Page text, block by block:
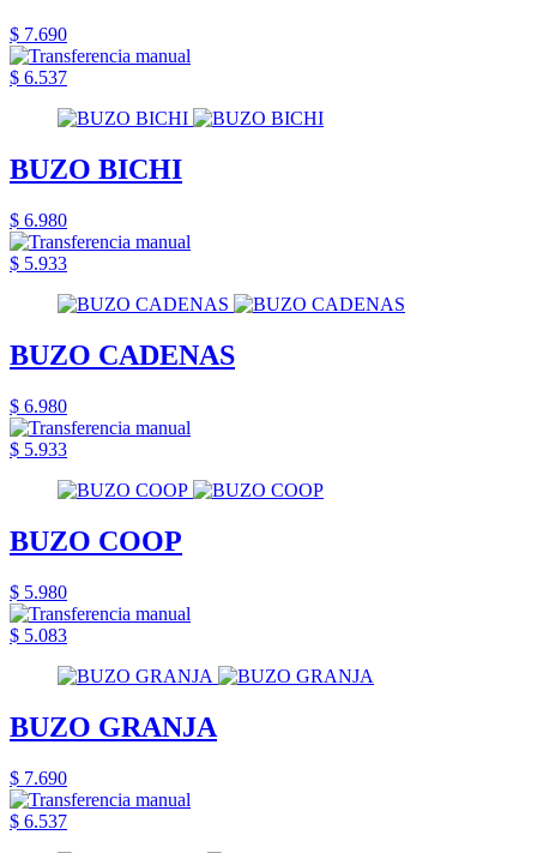
$ 7.690
$ 6.537
BUZO BICHI
$ 6.980
$ 5.933
BUZO CADENAS
$ 6.980
$ 5.933
BUZO COOP
$ 5.980
$ 5.083
BUZO GRANJA
$ 7.690
$ 6.537